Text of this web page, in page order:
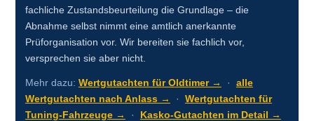
fachliche Zustandsbeurteilung die Grundlage – die
Abnahme selbst nimmt eine amtlich anerkannte
Prüforganisation vor. Wir bereiten sie fachlich vor,
versprechen sie aber nicht.
Mehr dazu: Wertgutachten für Oldtimer → · alle
Wertgutachten nach Anlass →
· Wertgutachten für
Tuning-Fahrzeuge →
· Kasko-Gutachten im Detail →